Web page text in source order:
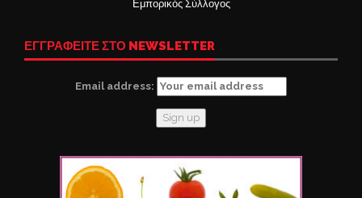
Εμπορικός Σύλλογος
ΕΓΓΡΑΦΕΙΤΕ ΣΤΟ NEWSLETTER
Email address: